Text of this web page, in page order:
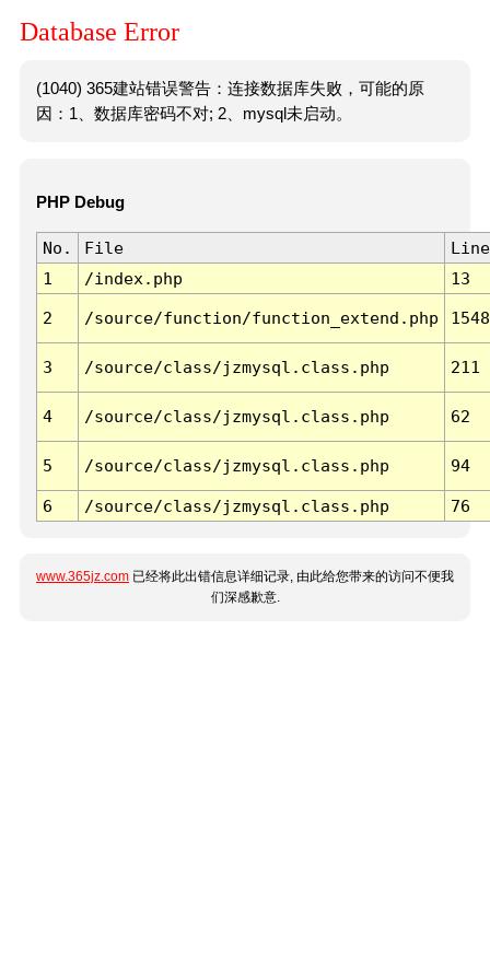
Database Error
(1040) 365建站错误警告：连接数据库失败，可能的原
因：1、数据库密码不对; 2、mysql未启动。
PHP Debug
No. File
Line
1
/index.php 13
2 /source/function/function_extend.php 1548
3 /source/class/jzmysql.class.php 211
4 /source/class/jzmysql.class.php 62
5 /source/class/jzmysql.class.php 94
6 /source/class/jzmysql.class.php 76
www.365jz.com 已经将此出错信息详细记录, 由此给您带来的访问不便我
们深感歉意.